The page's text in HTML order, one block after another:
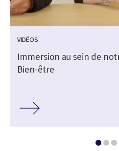
VIDÉOS
Immersion au sein de
Bien-être